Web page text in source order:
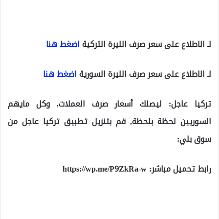
لـ الاطلاع على سعر صرف الليرة التركيةاضغط هنا
لـ الاطلاع على سعر صرف الليرة السوريةاضغط هنا
تركيا عاجل: ليصلك أسعار صرف العملات, وكل مايهم
السوريين لحظة بلحظة, قم بتنزيل تطبيق تركيا عاجل من
سوق بلي:
رابط تحميل مباشر:https://wp.me/P9ZkRa-w